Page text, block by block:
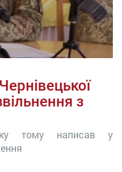
з
тому написав у